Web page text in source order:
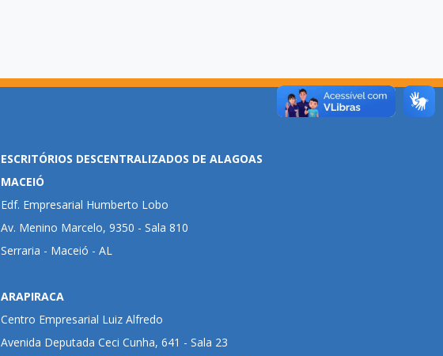
ESCRITÓRIOS DESCENTRALIZADOS DE ALAGOAS
MACEIÓ
Edf. Empresarial Humberto Lobo
Av. Menino Marcelo, 9350 - Sala 810
Serraria - Maceió - AL
ARAPIRACA
Centro Empresarial Luiz Alfredo
Avenida Deputada Ceci Cunha, 641 - Sala 23